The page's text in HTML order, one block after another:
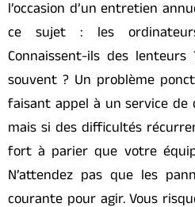
l’occasion d’un entretien
ce sujet : les
Connaissent-ils des
souvent ? Un problème
faisant appel à un service de
mais si des difficultés
fort à parier que votre
N’attendez pas que les
courante pour agir. Vous